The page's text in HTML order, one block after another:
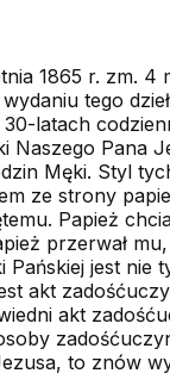
1865 r. zm.
tego
latach
Naszego Pana
Męki. Styl
ze strony
Papież
przerwał
jest
akt
akt
to znów